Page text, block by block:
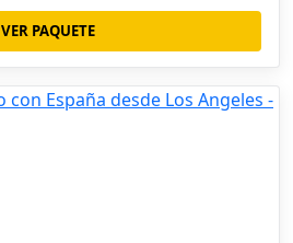
VER PAQUETE